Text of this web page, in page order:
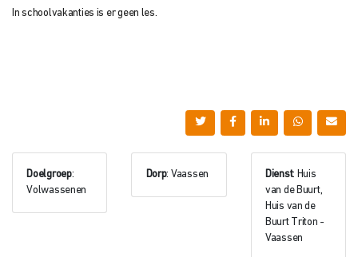
In schoolvakanties is er geen les.
Doelgroep:
Volwassenen
Dorp: Vaassen Dienst: Huis
van de Buurt,
Huis van de
Buurt Triton -
Vaassen